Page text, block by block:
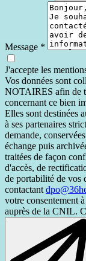
Message *
J'accepte les
Vos données sont
NOTAIRES afin de
concernant ce bien
Elles sont destinées
à ses partenaires
demande,
échange puis
traitées de façon
d'accès, de
de portabilité de vos
contactant
votre consentement
auprès de la CNIL.